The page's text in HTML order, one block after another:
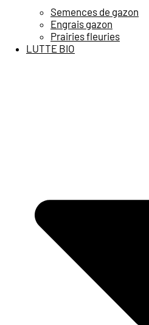
Semences de gazon
Engrais gazon
Prairies fleuries
LUTTE BIO